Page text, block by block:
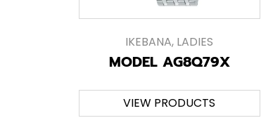
IKEBANA, LADIES
MODEL AG8Q79X
VIEW PRODUCTS